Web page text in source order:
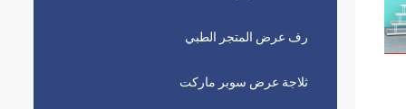
رف عرض المتجر الطبي
ثلاجة عرض سوبر ماركت